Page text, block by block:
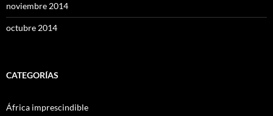
noviembre 2014
octubre 2014
CATEGORÍAS
África imprescindible